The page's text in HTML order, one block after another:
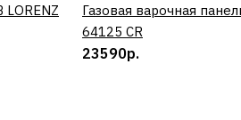
КУПИТЬ
Газовая варочная
64125 CR
23590р.